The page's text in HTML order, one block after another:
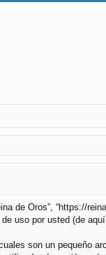
de Oros”, “https://
uso por usted (de
son un pequeño